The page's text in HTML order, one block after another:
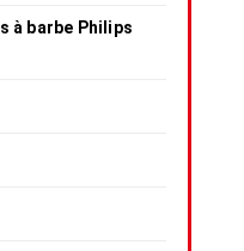
à barbe Philips